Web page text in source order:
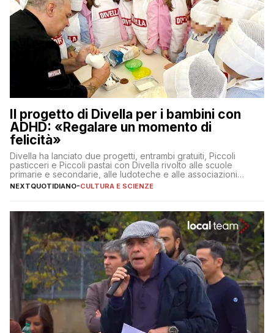
Il progetto di Divella per i bambini con
ADHD: «Regalare un momento di
felicità»
Divella ha lanciato due progetti, entrambi gratuiti, Piccoli
pasticceri e Piccoli pastai con Divella rivolto alle scuole
primarie e secondarie, alle ludoteche e alle associazioni
pugliesi che si occupano di bambini con ADHD
NEXTQUOTIDIANO-CULTURA E SCIENZE